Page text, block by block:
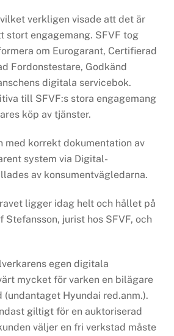
verkligen visade att det är
stort engagemang. SFVF tog
om Eurogarant, Certifierad
Fordonstestare, Godkänd
digitala servicebok.
till SFVF:s stora engagemang
köp av tjänster.
med korrekt dokumentation av
system via Digital-
av konsumentvägledarna.
ligger idag helt och hållet på
Stefansson, jurist hos SFVF, och
egen digitala
mycket för varken en bilägare
Hyundai red.anm.).
giltigt för en auktoriserad
väljer en fri verkstad måste